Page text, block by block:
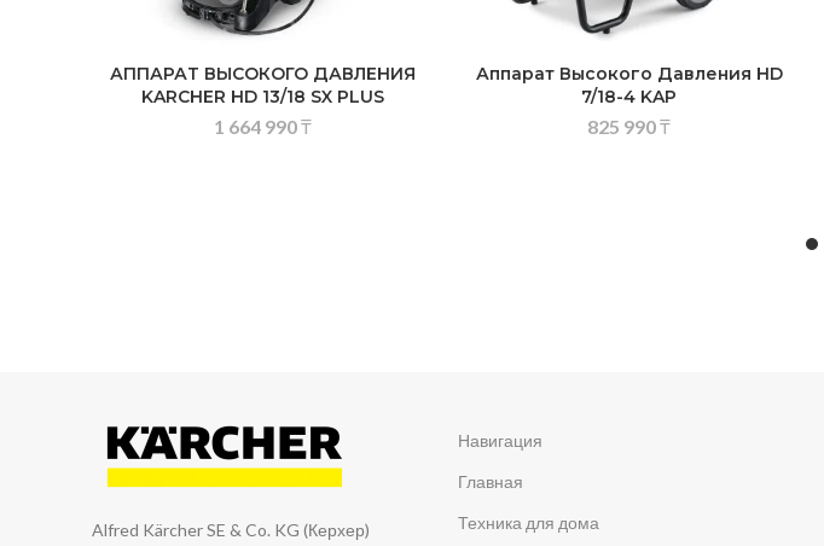
АППАРАТ ВЫСОКОГО ДАВЛЕНИЯ
KARCHER HD 13/18 SX PLUS
1 664 990₸
Аппарат Высокого Давления HD
7/18-4 KAP
825 990₸
Alfred Kärcher SE & Co. KG (Керхер)
Навигация
Главная
Техника для дома